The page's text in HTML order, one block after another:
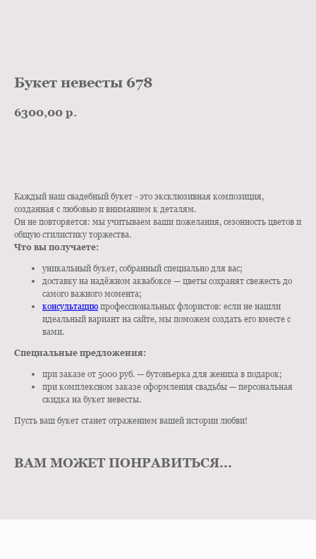
Букет невесты 678
6300,00 р.
Каждый наш свадебный букет - это эксклюзивная композиция,
созданная с любовью и вниманием к деталям.
Он не повторяется: мы учитываем ваши пожелания, сезонность цветов и
общую стилистику торжества.
Что вы получаете:
уникальный букет, собранный специально для вас;
доставку на надёжном аквабоксе — цветы сохранят свежесть до
самого важного момента;
консультацию профессиональных флористов: если не нашли
идеальный вариант на сайте, мы поможем создать его вместе с
вами.
Специальные предложения:
при заказе от 5000 руб. — бутоньерка для жениха в подарок;
при комплексном заказе оформления свадьбы — персональная
скидка на букет невесты.
Пусть ваш букет станет отражением вашей истории любви!
ВАМ МОЖЕТ ПОНРАВИТЬСЯ...